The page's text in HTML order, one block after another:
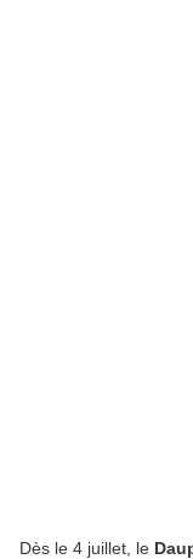
Dès le 4 juillet, le